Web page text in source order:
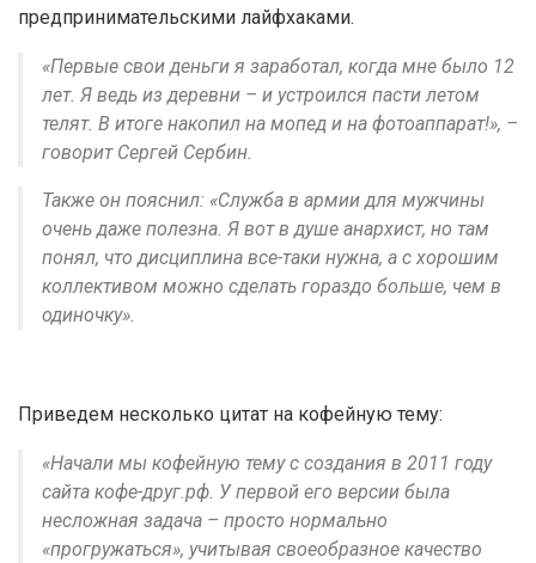
предпринимательскими лайфхаками.
«Первые свои деньги я заработал, когда мне было 12
лет. Я ведь из деревни – и устроился пасти летом
телят. В итоге накопил на мопед и на фотоаппарат!», –
говорит Сергей Сербин.
Также он пояснил: «Служба в армии для мужчины
очень даже полезна. Я вот в душе анархист, но там
понял, что дисциплина все-таки нужна, а с хорошим
коллективом можно сделать гораздо больше, чем в
одиночку».
Приведем несколько цитат на кофейную тему:
«Начали мы кофейную тему с создания в 2011 году
сайта кофе-друг.рф. У первой его версии была
несложная задача – просто нормально
«прогружаться», учитывая своеобразное качество